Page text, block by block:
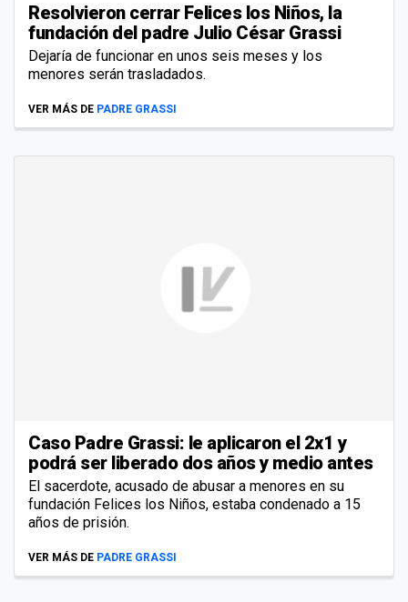
Resolvieron cerrar Felices los Niños, la
fundación del padre Julio César Grassi
Dejaría de funcionar en unos seis meses y los
menores serán trasladados.
VER MÁS DE PADRE GRASSI
Caso Padre Grassi: le aplicaron el 2x1 y
podrá ser liberado dos años y medio antes
El sacerdote, acusado de abusar a menores en su
fundación Felices los Niños, estaba condenado a 15
años de prisión.
VER MÁS DE PADRE GRASSI